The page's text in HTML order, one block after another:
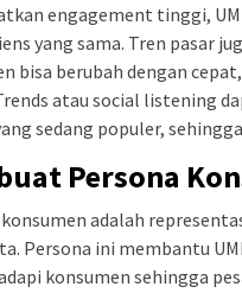
engagement tinggi,
yang sama. Tren pasar
bisa berubah dengan
atau social listening
sedang populer,
Persona
adalah
Persona ini membantu
konsumen sehingga